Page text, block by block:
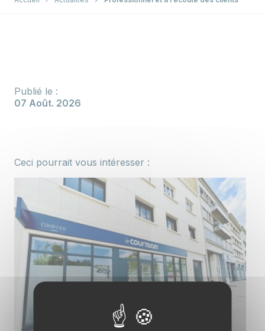
Actualités
Publié le :
07 Août. 2026
Ceci pourrait vous intéresser :